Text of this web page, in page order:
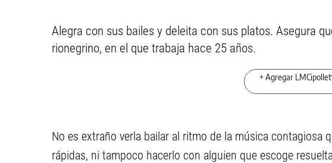
Alegra con sus bailes y deleita con sus platos. Asegura
rionegrino, en el que trabaja hace 25 años.
+ Agregar
No es extraño verla bailar al ritmo de la música contagiosa
rápidas, ni tampoco hacerlo con alguien que escoge